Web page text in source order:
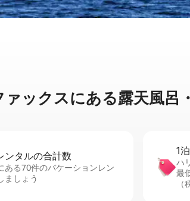
ックスに⁠あ⁠る露⁠天⁠風⁠呂
ン⁠タ⁠ル⁠の合⁠計⁠数
ある70件のバケーションレン
ましょう
1
ハ
最